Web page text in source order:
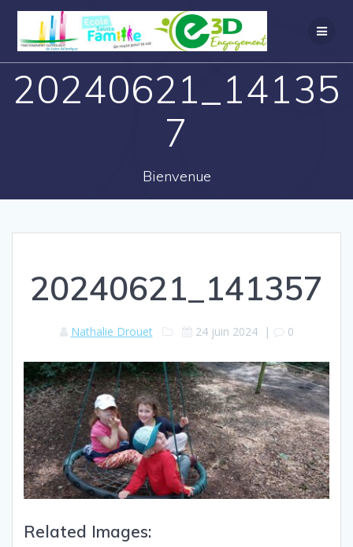
20240621_14135
7
Bienvenue
20240621_141357
Nathalie Drouet 24 juin 2024| 0
Related Images: